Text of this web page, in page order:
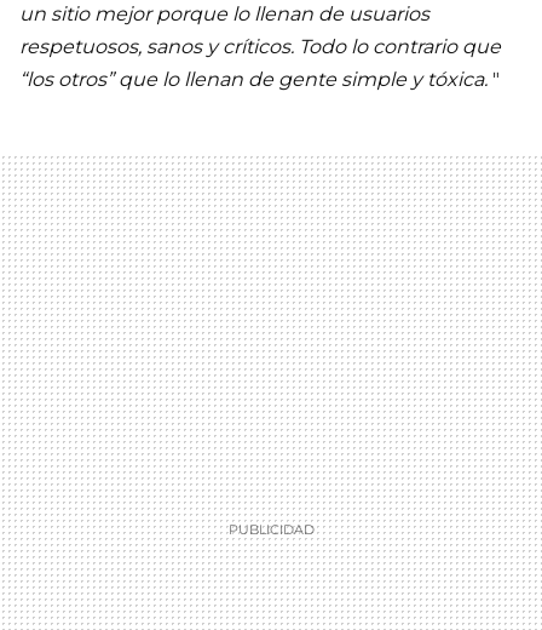
un sitio mejor porque lo llenan de usuarios
respetuosos, sanos y críticos. Todo lo contrario que
“los otros” que lo llenan de gente simple y tóxica. "